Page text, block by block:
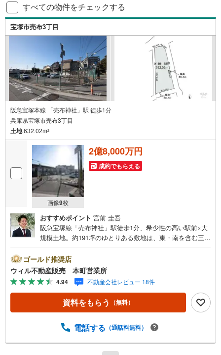
すべての物件をチェックする
宝塚市売布3丁目
阪急宝塚本線 「売布神社」駅 徒歩1分
兵庫県宝塚市売布3丁目
土地632.02m2
画像9枚
2億8,000万円
成約でもらえる
おすすめポイント 宮前 圭吾
阪急宝塚線「売布神社」駅徒歩1分、希少性の高い駅前×大
規模土地。約191坪のゆとりある敷地は、東・南を含む三方
く、戸建住宅はもちろん、二世帯住宅や併用住宅、事業用
地としてもご検討可能です。建物のプランニングや工務
店、ハウスメーカーのご紹介も可能ですのでお気軽にお申
しつけくださいませ。第1種中高層住居専用地域の落ち着い
た住環境でありながら、買物施設・小学校・公共施設が徒
歩圏に揃う利便性も魅力です。駅近・広さ・自由設計とい
ゴールド推奨店
ウィル不動産販売 本町営業所
4.94 不動産会社レビュー 18件
資料をもらう （無料）
電話する （通話料無料）